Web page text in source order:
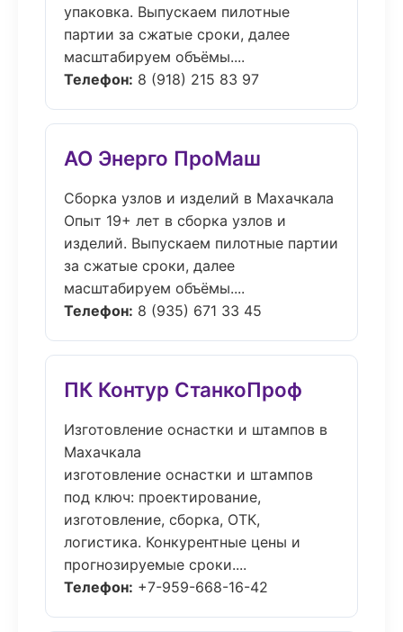
упаковка. Выпускаем пилотные
партии за сжатые сроки, далее
масштабируем объёмы....
Телефон: 8 (918) 215 83 97
АО Энерго ПроМаш
Сборка узлов и изделий в Махачкала
Опыт 19+ лет в сборка узлов и
изделий. Выпускаем пилотные партии
за сжатые сроки, далее
масштабируем объёмы....
Телефон: 8 (935) 671 33 45
ПК Контур СтанкоПроф
Изготовление оснастки и штампов в
Махачкала
изготовление оснастки и штампов
под ключ: проектирование,
изготовление, сборка, ОТК,
логистика. Конкурентные цены и
прогнозируемые сроки....
Телефон: +7-959-668-16-42